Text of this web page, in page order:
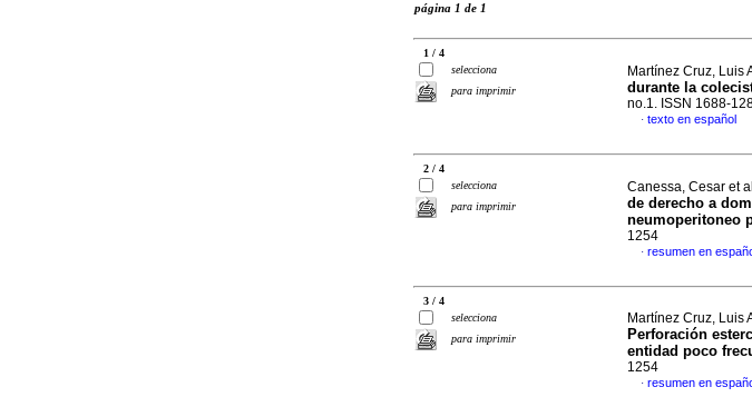
página 1 de 1
1 / 4
selecciona
para imprimir
Martínez Cruz, Luis
durante la
no.1. ISSN 1688-
· texto en español
2 / 4
selecciona
para imprimir
Canessa, Cesar et
de derecho a
neumoperitoneo
1254
· resumen en
3 / 4
selecciona
para imprimir
Martínez Cruz, Luis
Perforación
entidad poco
1254
· resumen en